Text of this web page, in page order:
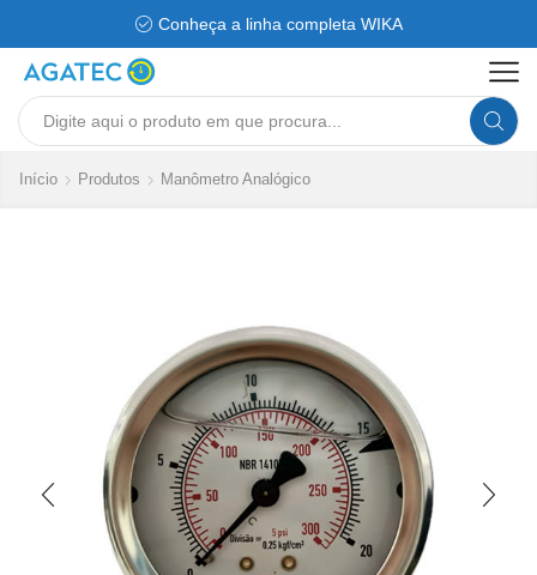
Conheça a linha completa WIKA
Search
Início Produtos Manômetro Analógico